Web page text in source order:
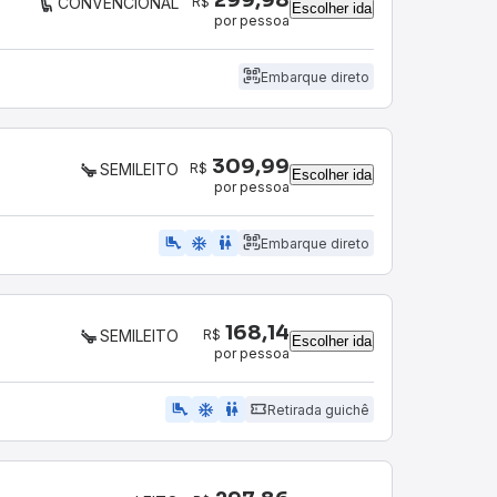
por pessoa
Escolher ida
Embarque direto
SEMILEITO R$ 309,99
por pessoa
Escolher ida
airline_seat_legroom_extra ac_unit WC Embarque direto
SEMILEITO R$ 168,14
por pessoa
Escolher ida
airline_seat_legroom_extra ac_unit WC Retirada guichê